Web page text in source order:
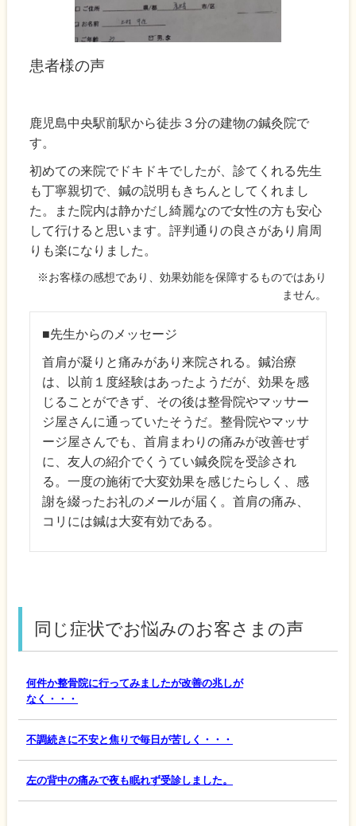
患者様の声
鹿児島中央駅前駅から徒歩３分の建物の鍼灸院で
す。
初めての来院でドキドキでしたが、診てくれる先生
も丁寧親切で、鍼の説明もきちんとしてくれまし
た。また院内は静かだし綺麗なので女性の方も安心
して行けると思います。評判通りの良さがあり肩周
りも楽になりました。
※お客様の感想であり、効果効能を保障するものではあり
ません。
■先生からのメッセージ
首肩が凝りと痛みがあり来院される。鍼治療
は、以前１度経験はあったようだが、効果を感
じることができず、その後は整骨院やマッサー
ジ屋さんに通っていたそうだ。整骨院やマッサ
ージ屋さんでも、首肩まわりの痛みが改善せず
に、友人の紹介でくうてい鍼灸院を受診され
る。一度の施術で大変効果を感じたらしく、感
謝を綴ったお礼のメールが届く。首肩の痛み、
コリには鍼は大変有効である。
同じ症状でお悩みのお客さまの声
何件か整骨院に行ってみましたが改善の兆しが
なく・・・
不調続きに不安と焦りで毎日が苦しく・・・
左の背中の痛みで夜も眠れず受診しました。